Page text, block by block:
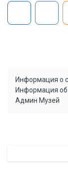
Информация о
Информация об
Админ Музей